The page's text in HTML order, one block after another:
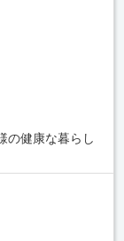
の健康な暮らし